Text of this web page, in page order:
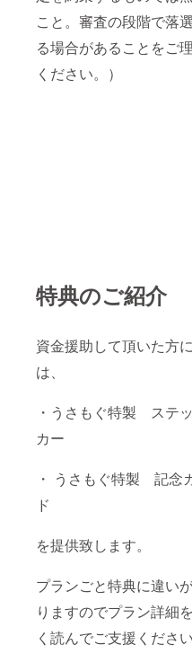
こと。審査の段階で落
る場合があることをご
ください。）
特典のご紹介
資金援助して頂いた方に
は、
・うさもぐ特製 ステッ
カー
・ うさもぐ特製 記念
ド
を提供致します。
プランごと特典に違い
りますのでプラン詳細
く読んでご支援ください